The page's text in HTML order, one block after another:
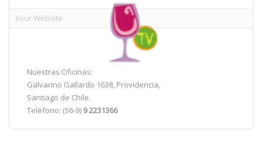
Nuestras Oficinas:
Galvarino Gallardo 1638, Providencia,
Santiago de Chile.
Teléfono: (56-9) 9 2231366